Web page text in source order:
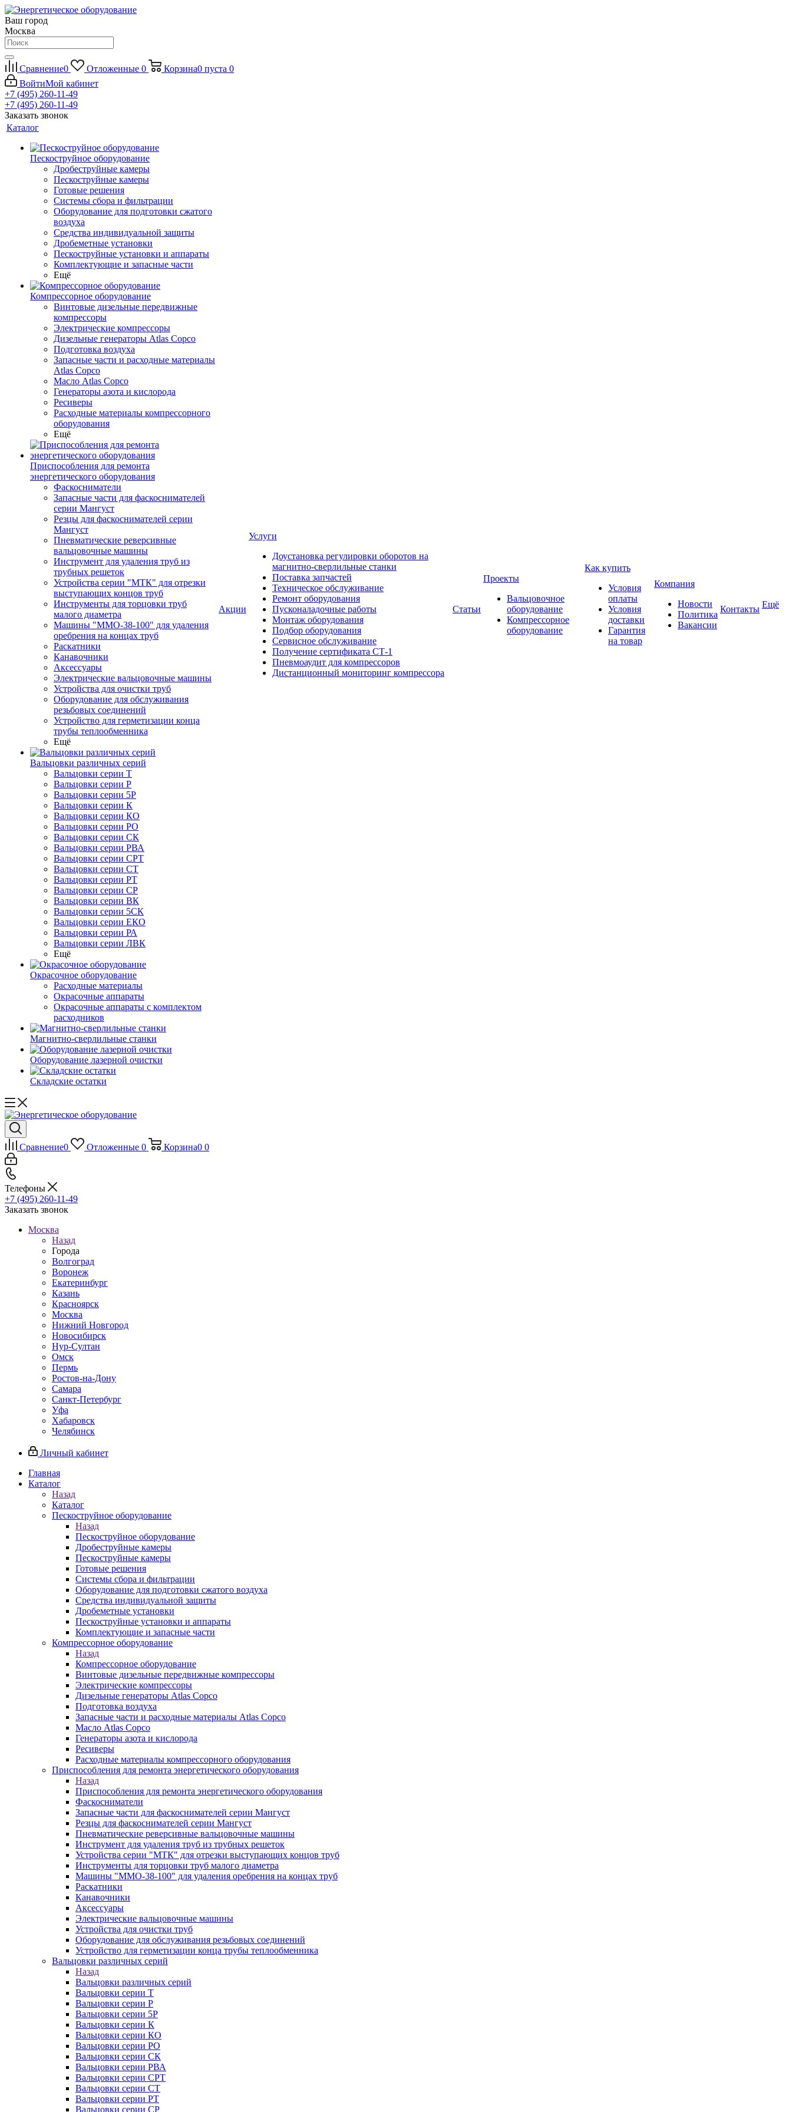
Ваш город
Москва
Сравнение0 Отложенные 0 Корзина0 пуста 0
ВойтиМой кабинет
+7 (495) 260-11-49
+7 (495) 260-11-49
Заказать звонок
Каталог
Пескоструйное оборудование
Дробеструйные камеры
Пескоструйные камеры
Готовые решения
Системы сбора и фильтрации
Оборудование для подготовки сжатого
воздуха
Средства индивидуальной защиты
Дробеметные установки
Пескоструйные установки и аппараты
Комплектующие и запасные части
Ещё
Компрессорное оборудование
Винтовые дизельные передвижные
компрессоры
Электрические компрессоры
Дизельные генераторы Atlas Copco
Подготовка воздуха
Запасные части и расходные материалы
Atlas Copco
Масло Atlas Copco
Генераторы азота и кислорода
Ресиверы
Расходные материалы компрессорного
оборудования
Ещё
Приспособления для ремонта
энергетического оборудования
Фаскосниматели
Запасные части для фаскоснимателей
серии Мангуст
Резцы для фаскоснимателей серии
Мангуст
Пневматические реверсивные
вальцовочные машины
Инструмент для удаления труб из
трубных решеток
Устройства серии "МТК" для отрезки
выступающих концов труб
Инструменты для торцовки труб
малого диаметра
Машины "ММО-38-100" для удаления
оребрения на концах труб
Раскатники
Канавочники
Аксессуары
Электрические вальцовочные машины
Устройства для очистки труб
Оборудование для обслуживания
резьбовых соединений
Устройство для герметизации конца
трубы теплообменника
Ещё
Вальцовки различных серий
Вальцовки серии Т
Вальцовки серии Р
Вальцовки серии 5Р
Вальцовки серии К
Вальцовки серии КО
Вальцовки серии РО
Вальцовки серии СК
Вальцовки серии РВА
Вальцовки серии СРТ
Вальцовки серии СТ
Вальцовки серии РТ
Вальцовки серии СР
Вальцовки серии ВК
Вальцовки серии 5СК
Вальцовки серии ЕКО
Вальцовки серии РА
Вальцовки серии ЛВК
Ещё
Окрасочное оборудование
Расходные материалы
Окрасочные аппараты
Окрасочные аппараты с комплектом
расходников
Магнитно-сверлильные станки
Оборудование лазерной очистки
Складские остатки
Акции
Услуги
Доустановка регулировки оборотов на
магнитно-сверлильные станки
Поставка запчастей
Техническое обслуживание
Ремонт оборудования
Пусконаладочные работы
Монтаж оборудования
Подбор оборудования
Сервисное обслуживание
Получение сертификата СТ-1
Пневмоаудит для компрессоров
Дистанционный мониторинг компрессора
Статьи
Проекты
Вальцовочное
оборудование
Компрессорное
оборудование
Как купить
Условия
оплаты
Условия
доставки
Гарантия
на товар
Компания
Новости
Политика
Вакансии
Контакты Ещё
Сравнение0 Отложенные 0 Корзина0 0
Телефоны
+7 (495) 260-11-49
Заказать звонок
Москва
Назад
Города
Волгоград
Воронеж
Екатеринбург
Казань
Красноярск
Москва
Нижний Новгород
Новосибирск
Нур-Султан
Омск
Пермь
Ростов-на-Дону
Самара
Санкт-Петербург
Уфа
Хабаровск
Челябинск
Личный кабинет
Главная
Каталог
Назад
Каталог
Пескоструйное оборудование
Назад
Пескоструйное оборудование
Дробеструйные камеры
Пескоструйные камеры
Готовые решения
Системы сбора и фильтрации
Оборудование для подготовки сжатого воздуха
Средства индивидуальной защиты
Дробеметные установки
Пескоструйные установки и аппараты
Комплектующие и запасные части
Компрессорное оборудование
Назад
Компрессорное оборудование
Винтовые дизельные передвижные компрессоры
Электрические компрессоры
Дизельные генераторы Atlas Copco
Подготовка воздуха
Запасные части и расходные материалы Atlas Copco
Масло Atlas Copco
Генераторы азота и кислорода
Ресиверы
Расходные материалы компрессорного оборудования
Приспособления для ремонта энергетического оборудования
Назад
Приспособления для ремонта энергетического оборудования
Фаскосниматели
Запасные части для фаскоснимателей серии Мангуст
Резцы для фаскоснимателей серии Мангуст
Пневматические реверсивные вальцовочные машины
Инструмент для удаления труб из трубных решеток
Устройства серии "МТК" для отрезки выступающих концов труб
Инструменты для торцовки труб малого диаметра
Машины "ММО-38-100" для удаления оребрения на концах труб
Раскатники
Канавочники
Аксессуары
Электрические вальцовочные машины
Устройства для очистки труб
Оборудование для обслуживания резьбовых соединений
Устройство для герметизации конца трубы теплообменника
Вальцовки различных серий
Назад
Вальцовки различных серий
Вальцовки серии Т
Вальцовки серии Р
Вальцовки серии 5Р
Вальцовки серии К
Вальцовки серии КО
Вальцовки серии РО
Вальцовки серии СК
Вальцовки серии РВА
Вальцовки серии СРТ
Вальцовки серии СТ
Вальцовки серии РТ
Вальцовки серии СР